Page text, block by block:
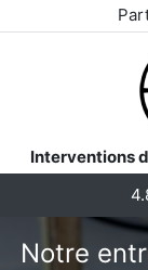
Interventions
Notre